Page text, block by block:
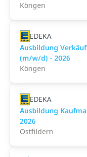
Köngen
EDEKA
Ausbildung
(m/w/d) - 2026
Köngen
EDEKA
Ausbildung
2026
Ostfildern